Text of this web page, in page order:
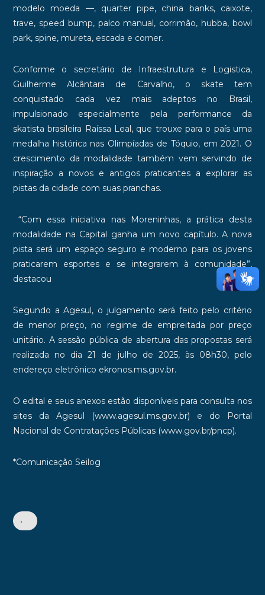
modelo moeda —, quarter pipe, china banks, caixote,
trave, speed bump, palco manual, corrimão, hubba, bowl
park, spine, mureta, escada e corner.
Conforme o secretário de Infraestrutura e Logistica,
Guilherme Alcântara de Carvalho, o skate tem
conquistado cada vez mais adeptos no Brasil,
impulsionado especialmente pela performance da
skatista brasileira Raíssa Leal, que trouxe para o país uma
medalha histórica nas Olimpíadas de Tóquio, em 2021. O
crescimento da modalidade também vem servindo de
inspiração a novos e antigos praticantes a explorar as
pistas da cidade com suas pranchas.
“Com essa iniciativa nas Moreninhas, a prática desta
modalidade na Capital ganha um novo capítulo. A nova
pista será um espaço seguro e moderno para os jovens
praticarem esportes e se integrarem à comunidade”,
destacou
Segundo a Agesul, o julgamento será feito pelo critério
de menor preço, no regime de empreitada por preço
unitário. A sessão pública de abertura das propostas será
realizada no dia 21 de julho de 2025, às 08h30, pelo
endereço eletrônico ekronos.ms.gov.br.
O edital e seus anexos estão disponíveis para consulta nos
sites da Agesul (www.agesul.ms.gov.br) e do Portal
Nacional de Contratações Públicas (www.gov.br/pncp).
*Comunicação Seilog
•